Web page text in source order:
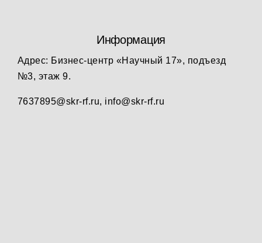
Информация
Адрес: Бизнес-центр «Научный 17», подъезд
№3, этаж 9.
7637895@skr-rf.ru, info@skr-rf.ru